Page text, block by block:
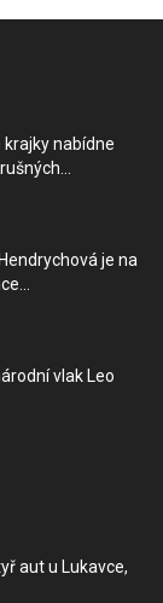
nabídne
je na
vlak Leo
aut u Lukavce,